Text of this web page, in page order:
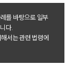
를 바탕으로 일부
다.
서는 관련 법령에